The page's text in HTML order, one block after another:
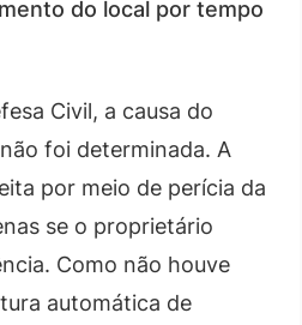
do local por tempo
Civil, a causa do
foi determinada. A
por meio de perícia da
se o proprietário
Como não houve
automática de